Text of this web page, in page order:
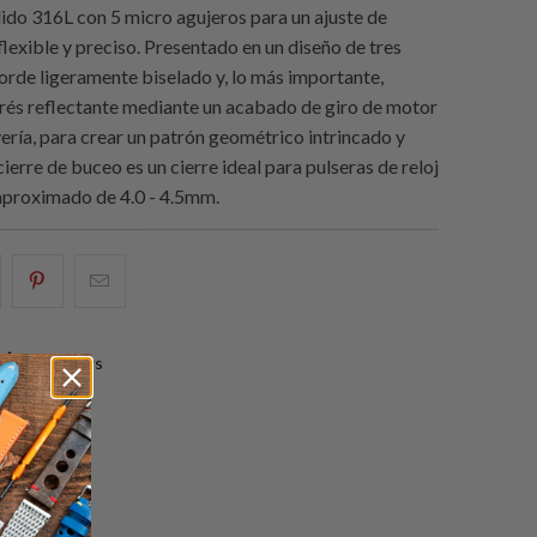
316L con 5 micro agujeros para un ajuste de
y preciso. Presentado en un diseño de tres
ligeramente biselado y, lo más importante,
reflectante mediante un acabado de giro de motor
para crear un patrón geométrico intrincado y
de buceo es un cierre ideal para pulseras de reloj
de 4.0 - 4.5mm.
Compartir
Pinterest
2 reviews